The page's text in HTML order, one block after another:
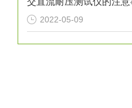
2022-05-09